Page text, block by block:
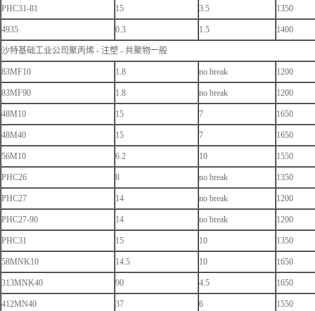
PHC31-81 15 3.5 1350
4935 0.3 1.5 1400
沙特基础工业公司聚丙烯 - 注塑 - 共聚物一般
83MF10 1.8 no break 1200
83MF90 1.8 no break 1200
48M10 15 7 1650
48M40 15 7 1650
56M10 6.2 10 1550
PHC26 8 no break 1350
PHC27 14 no break 1200
PHC27-90 14 no break 1200
PHC31 15 10 1350
58MNK10 14.5 10 1650
313MNK40 90 4.5 1650
412MN40 37 6 1550